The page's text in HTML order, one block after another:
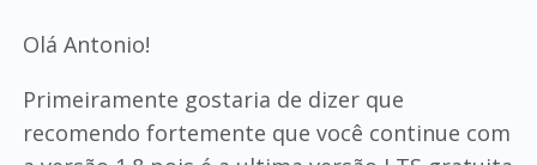
Olá Antonio!
Primeiramente gostaria de dizer que
recomendo fortemente que você continue com